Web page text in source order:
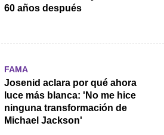
60 años después
FAMA
Josenid aclara por qué ahora
luce más blanca: 'No me hice
ninguna transformación de
Michael Jackson'